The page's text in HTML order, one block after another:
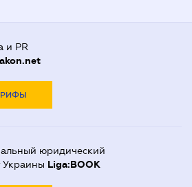
и PR
юридический
Украины Liga:BOOK